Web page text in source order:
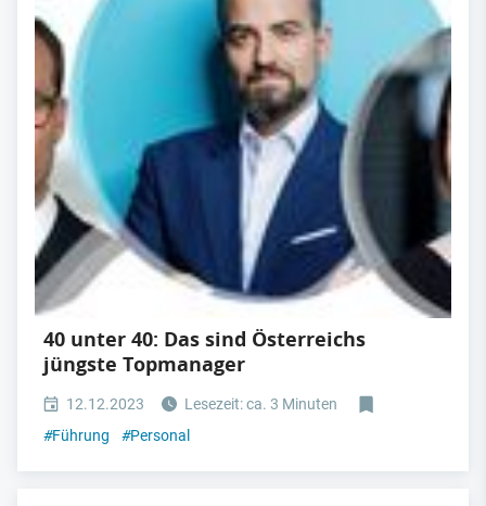
40 unter 40: Das sind Österreichs
jüngste Topmanager
12.12.2023
Lesezeit: ca. 3 Minuten
#Führung #Personal